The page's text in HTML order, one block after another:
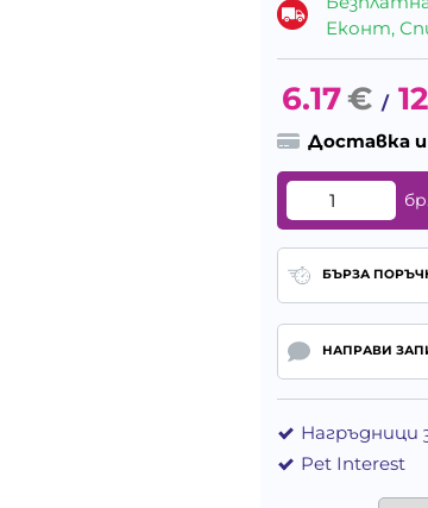
Еконт,
6.17€ /
Доставка
БЪРЗА
НАПРАВИ
Нагръдници
Pet Interest